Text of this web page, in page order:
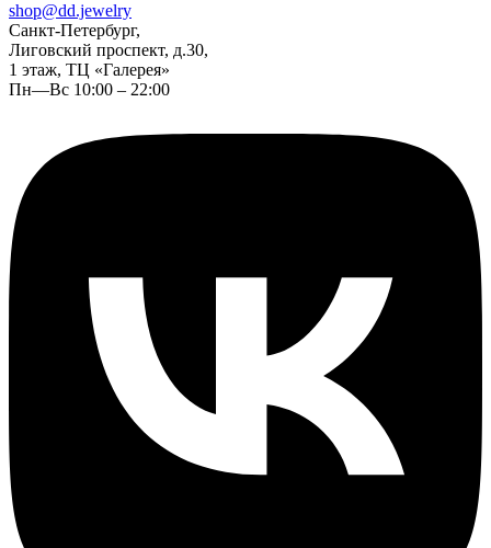
shop@dd.jewelry
Санкт-Петербург,
Лиговский проспект, д.30,
1 этаж, ТЦ «Галерея»
Пн—Вс 10:00 – 22:00